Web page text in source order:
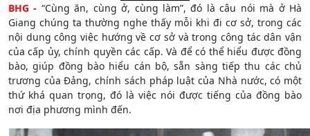
BHG - “Cùng ăn, cùng ở, cùng làm”, đó là câu nói mà ở Hà
Giang chúng ta thường nghe thấy mỗi khi đi cơ sở, trong các
nội dung công việc hướng về cơ sở và trong công tác dân vận
của cấp ủy, chính quyền các cấp. Và để có thể hiểu được đồng
bào, giúp đồng bào hiểu cán bộ, sẵn sàng tiếp thu các chủ
trương của Đảng, chính sách pháp luật của Nhà nước, có một
thứ khá quan trọng, đó là việc nói được tiếng của đồng bào
nơi địa phương mình đến.